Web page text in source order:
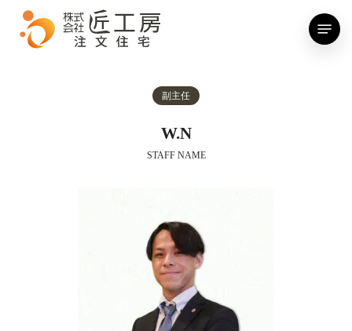
Menu
副主任
W.N
STAFF NAME